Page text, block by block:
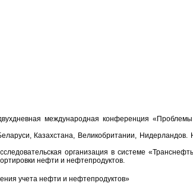
международная конференция
Казахстана, Великобритании, Нидерландов.
организация в системе
нефти и нефтепродуктов.